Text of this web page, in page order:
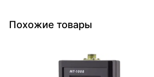
Похожие товары